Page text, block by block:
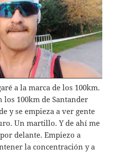
a la marca de los 100km.
los 100km de Santander
y se empieza a ver gente
Un martillo. Y de ahí me
delante. Empiezo a
la concentración y a